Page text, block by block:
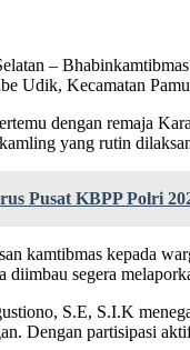
–
Udik, Kecamatan
dengan remaja
yang rutin
Pusat KBPP Polri
kamtibmas kepada
diimbau segera
S.E, S.I.K
Dengan partisipasi